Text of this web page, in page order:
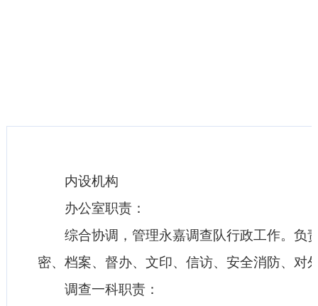
内设机构
办公室职责：
综合协调，管理永嘉调查队行政工作。负
密、档案、督办、文印、信访、安全消防、对
调查一科职责：